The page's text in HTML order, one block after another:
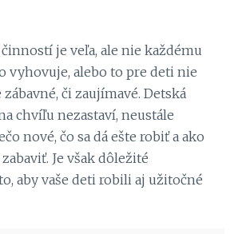
je veľa, ale nie každému
vyhovuje, alebo to pre deti nie
či zaujímavé. Detská
chvíľu nezastaví, neustále
nové, čo sa dá ešte robiť a ako
Je však dôležité
aby vaše deti robili aj užitočné